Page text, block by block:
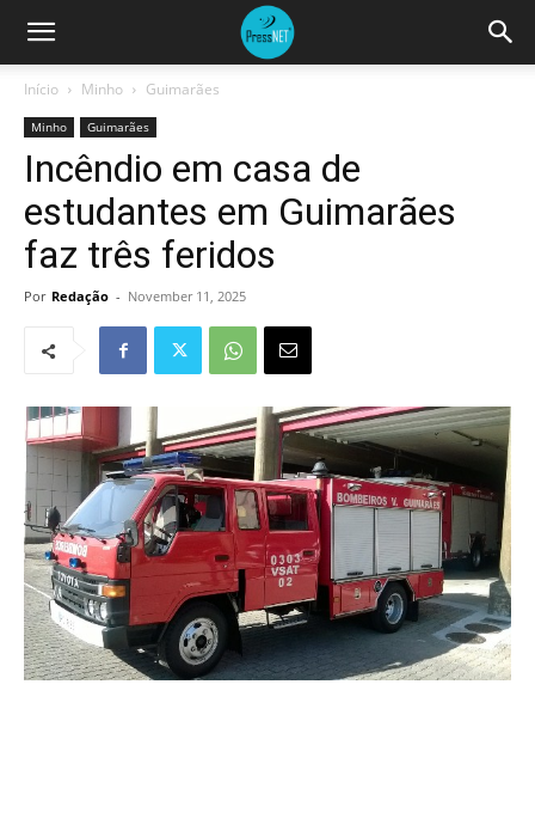
Início Minho Guimarães
Minho Guimarães
Incêndio em casa de
estudantes em Guimarães
faz três feridos
Por Redação - November 11, 2025